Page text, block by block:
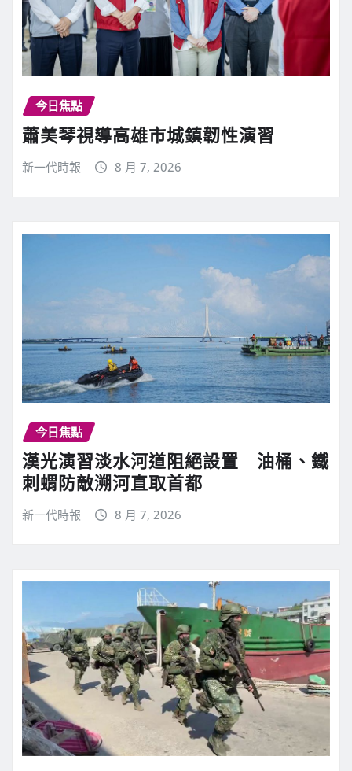
今日焦點
蕭美琴視導高雄市城鎮韌性演習
新一代時報 8 月 7, 2026
今日焦點
漢光演習淡水河道阻絕設置 油桶、鐵
刺蝟防敵溯河直取首都
新一代時報 8 月 7, 2026